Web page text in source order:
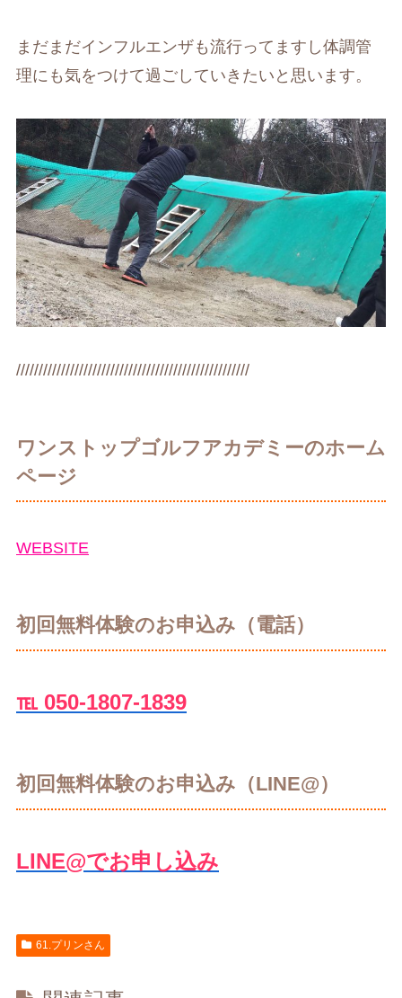
まだまだインフルエンザも流行ってますし体調管
理にも気をつけて過ごしていきたいと思います。
////////////////////////////////////////////////////
ワンストップゴルフアカデミーのホーム
ページ
WEBSITE
初回無料体験のお申込み（電話）
℡ 050-1807-1839
初回無料体験のお申込み（LINE@）
LINE@でお申し込み
61.プリンさん